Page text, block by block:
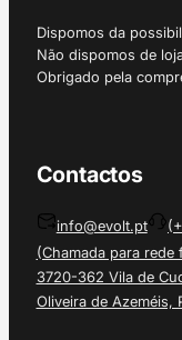
Dispomos da
Não dispomos de
Obrigado pela
Contactos
info@evolt.pt
(Chamada para rede
3720-362 Vila de
Oliveira de Azeméis,